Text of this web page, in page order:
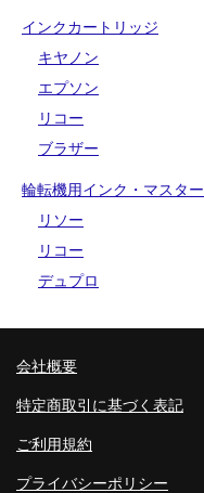
インクカートリッジ
キヤノン
エプソン
リコー
ブラザー
輪転機用インク・マスター
リソー
リコー
デュプロ
会社概要
特定商取引に基づく表記
ご利用規約
プライバシーポリシー